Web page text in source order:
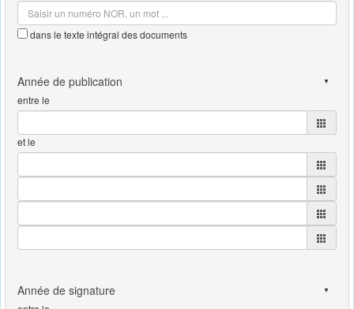
dans le texte intégral des documents
entre le
et le